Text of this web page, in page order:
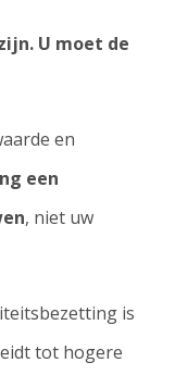
U moet de
en
een
, niet uw
is
tot hogere